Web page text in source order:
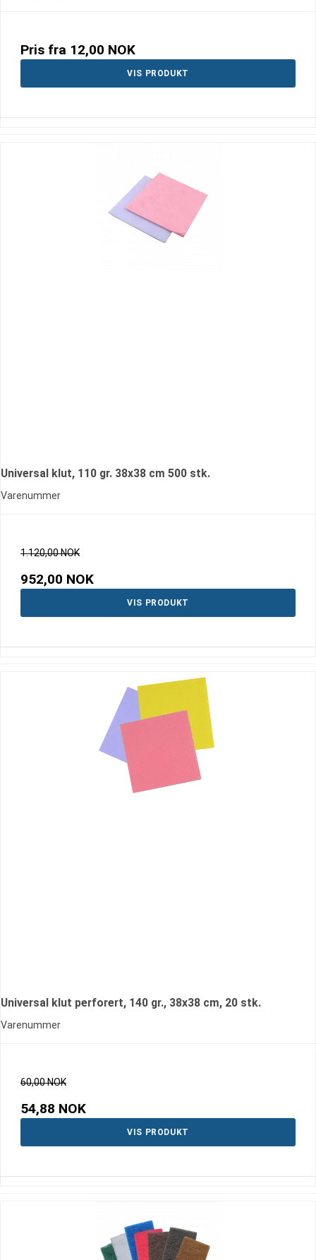
Pris fra 12,00 NOK
VIS PRODUKT
Universal klut, 110 gr. 38x38 cm 500 stk.
Varenummer
1.120,00 NOK
952,00 NOK
VIS PRODUKT
Universal klut perforert, 140 gr., 38x38 cm, 20 stk.
Varenummer
60,00 NOK
54,88 NOK
VIS PRODUKT